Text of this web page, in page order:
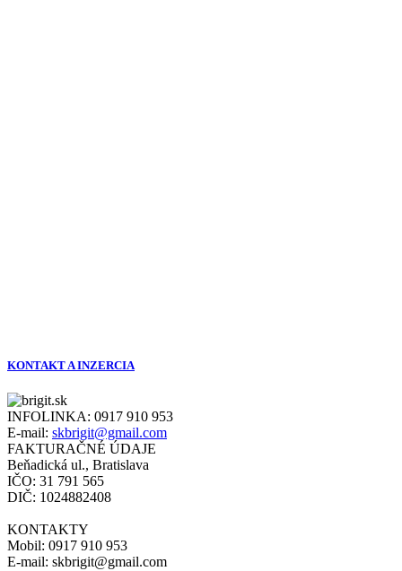
KONTAKT A INZERCIA
INFOLINKA: 0917 910 953
E-mail: skbrigit@gmail.com
FAKTURAČNÉ ÚDAJE
Beňadická ul., Bratislava
IČO: 31 791 565
DIČ: 1024882408
KONTAKTY
Mobil: 0917 910 953
E-mail: skbrigit@gmail.com